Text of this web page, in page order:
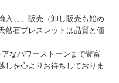
入し、販売（卸し販売も始め
然石ブレスレットは品質と価
なパワーストーンまで豊富
しを心よりお待ちしておりま